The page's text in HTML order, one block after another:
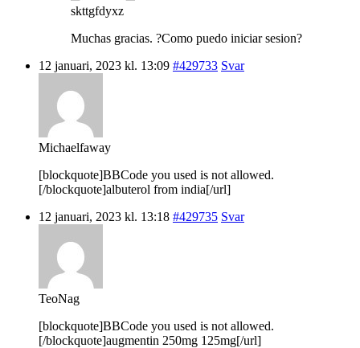
skttgfdyxz
Muchas gracias. ?Como puedo iniciar sesion?
12 januari, 2023 kl. 13:09 #429733 Svar
Michaelfaway
[blockquote]BBCode you used is not allowed.
[/blockquote]albuterol from india[/url]
12 januari, 2023 kl. 13:18 #429735 Svar
TeoNag
[blockquote]BBCode you used is not allowed.
[/blockquote]augmentin 250mg 125mg[/url]